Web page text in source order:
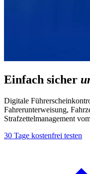
Einfach sicher
Digitale
Fahrerunterweisung,
Strafzettelmanagement
30 Tage kostenfrei testen